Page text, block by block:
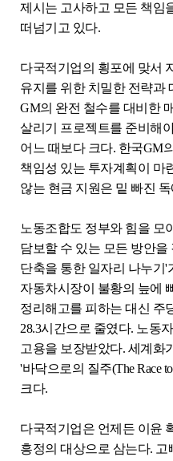
제시는 고사하고 모든 책임
떠넘기고 있다.
다국적기업의 횡포에 맞서
유지를 위한 치밀한 전략과
GM의 완전 철수를 대비한
살리기 프로젝트를 준비해
어느 때보다 크다. 한국GM
책임성 있는 투자계획이 마
않는 현금 지원은 밑 빠진
노동조합도 정부와 힘을 모
담보할 수 있는 모든 방안
단축을 통한 일자리 나누기'
자동차시장이 불황의 늪에
정리해고를 피하는 대신 주
28.3시간으로 줄였다. 노동
고용을 보장받았다. 세계화
'바닥으로의 질주(The Race
크다.
다국적기업은 언제든 이윤
흥정의 대상으로 삼는다.